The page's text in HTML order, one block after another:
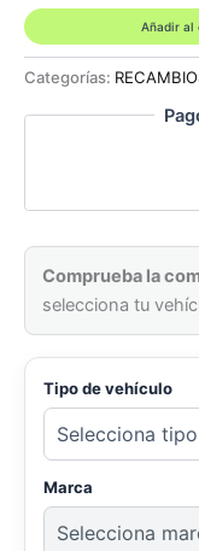
XRW
45mm
amarillo
cantidad
Añadir al
Categorías:
Comprueba la
selecciona tu
Tipo de vehículo
Marca